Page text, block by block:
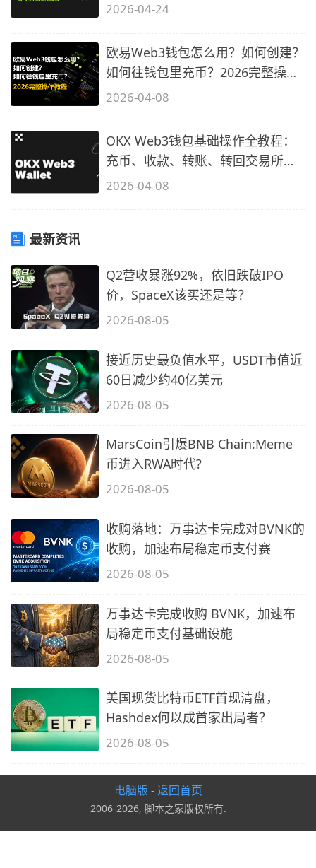
2026-04-24
欧易Web3钱包怎么用？如何创建？
如何往钱包里充币？2026完整操作
教程
2026-04-08
OKX Web3钱包基础操作全教程：
充币、收款、转账、转回交易所
（2026最新
2026-04-08
最新资讯
Q2营收暴涨92%，依旧跌破IPO
价，SpaceX该买还是等？
2026-08-05
接近历史最负值水平，USDT市值近
60日减少约40亿美元
2026-08-05
MarsCoin引爆BNB Chain:Meme
币进入RWA时代?
2026-08-05
收购落地：万事达卡完成对BVNK的
收购，加速布局稳定币支付赛
2026-08-05
万事达卡完成收购 BVNK，加速布
局稳定币支付基础设施
2026-08-05
美国现货比特币ETF首现清盘，
Hashdex何以成首家出局者？
2026-08-05
电脑版 - 返回首页
2006-2026, 脚本之家版权所有.